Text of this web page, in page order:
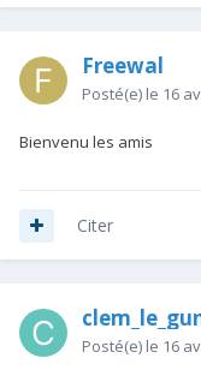
Freewal
Posté(e) le 16
Bienvenu les amis
Citer
Posté(e) le 16